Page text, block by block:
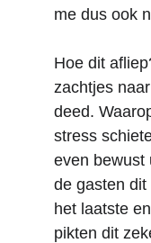
me dus ook
Hoe dit
zachtjes
deed.
stress
even bewust
de gasten
het laatste
pikten dit